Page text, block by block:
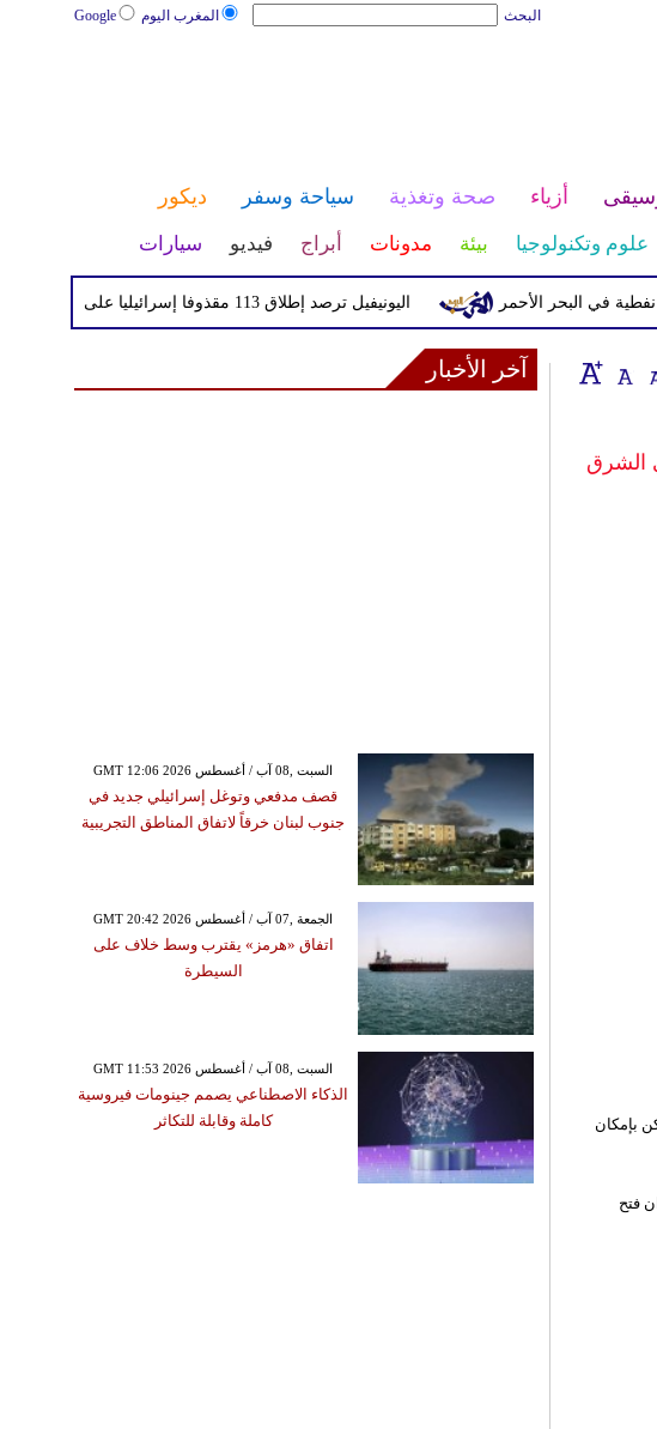
المغرب اليوم Google البحث
أزياء صحة وتغذية سياحة وسفر ديكور
علوم وتكنولوجيا بيئة مدونات أبراج فيديو سيارات
اليونيفيل ترصد إطلاق 113 مقذوفا إسرائيليا على لبنان خلال يوم واحد البحر الأحمر
الشرق
بإمكان
فتح
آخر الأخبار
GMT 12:06 2026 السبت ,08 آب / أغسطس
قصف مدفعي وتوغل إسرائيلي جديد في
جنوب لبنان خرقاً لاتفاق المناطق التجريبية
GMT 20:42 2026 الجمعة ,07 آب / أغسطس
اتفاق «هرمز» يقترب وسط خلاف على
السيطرة
GMT 11:53 2026 السبت ,08 آب / أغسطس
الذكاء الاصطناعي يصمم جينومات فيروسية
كاملة وقابلة للتكاثر